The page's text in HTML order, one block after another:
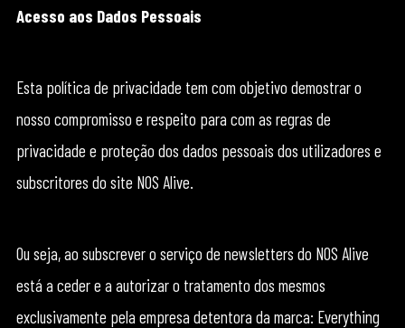
Acesso aos Dados Pessoais
Esta política de privacidade tem com objetivo demostrar o
nosso compromisso e respeito para com as regras de
privacidade e proteção dos dados pessoais dos utilizadores e
subscritores do site NOS Alive.
Ou seja, ao subscrever o serviço de newsletters do NOS Alive
está a ceder e a autorizar o tratamento dos mesmos
exclusivamente pela empresa detentora da marca: Everything